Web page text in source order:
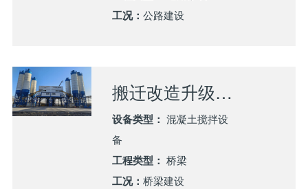
工况：公路建设
搬迁改造升级 | 山推建友E3R-120搬迁助力淮南淮河大桥建设
设备类型： 混凝土搅拌设
备
工程类型： 桥梁
工况：桥梁建设